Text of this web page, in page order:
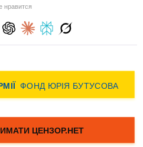
нравится